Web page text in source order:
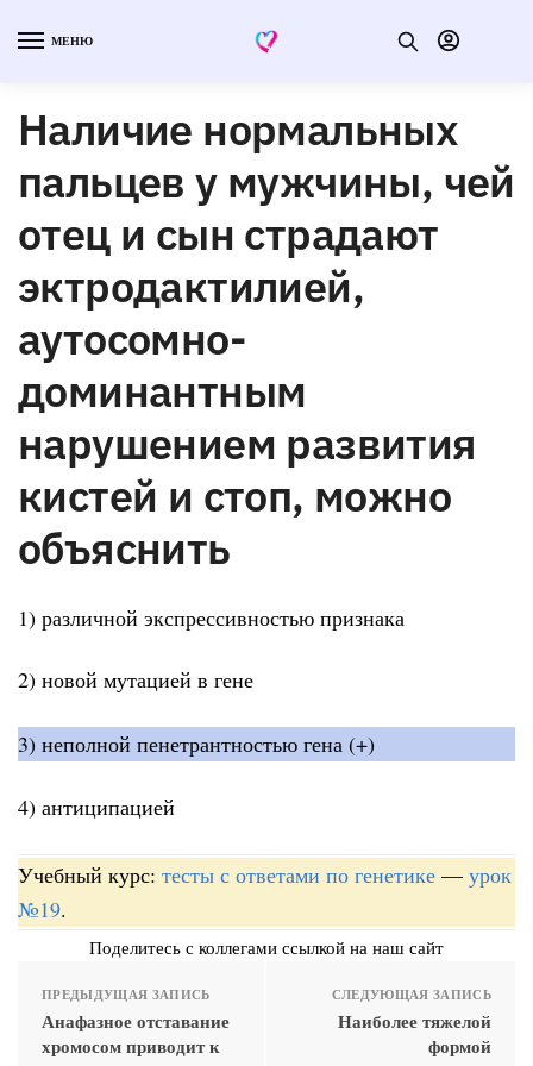
МЕНЮ
Наличие нормальных
пальцев у мужчины, чей
отец и сын страдают
эктродактилией,
аутосомно-
доминантным
нарушением развития
кистей и стоп, можно
объяснить
1) различной экспрессивностью признака
2) новой мутацией в гене
3) неполной пенетрантностью гена (+)
4) антиципацией
Учебный курс: тесты с ответами по генетике — урок
№19.
Поделитесь с коллегами ссылкой на наш сайт
ПРЕДЫДУЩАЯ ЗАПИСЬ
Анафазное отставание
хромосом приводит к
СЛЕДУЮЩАЯ ЗАПИСЬ
Наиболее тяжелой
формой